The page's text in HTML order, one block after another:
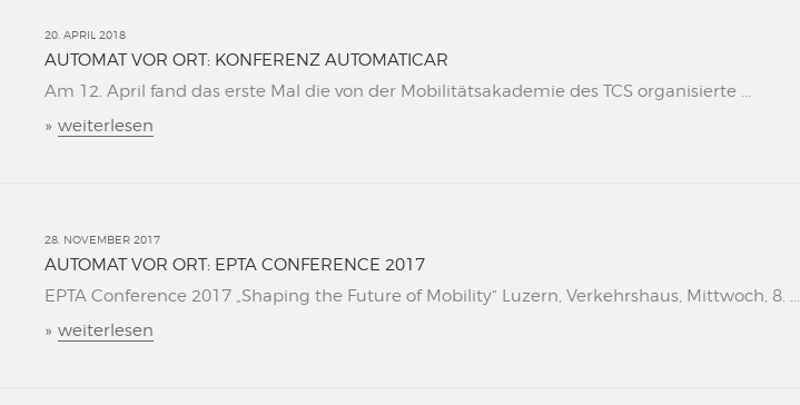
20. APRIL 2018
AUTOMAT VOR ORT: KONFERENZ AUTOMATICAR
Am 12. April fand das erste Mal die von der Mobilitätsakademie des TCS organisierte ...
» weiterlesen
28. NOVEMBER 2017
AUTOMAT VOR ORT: EPTA CONFERENCE 2017
EPTA Conference 2017 „Shaping the Future of Mobility“ Luzern, Verkehrshaus, Mittwoch, 8. ...
» weiterlesen